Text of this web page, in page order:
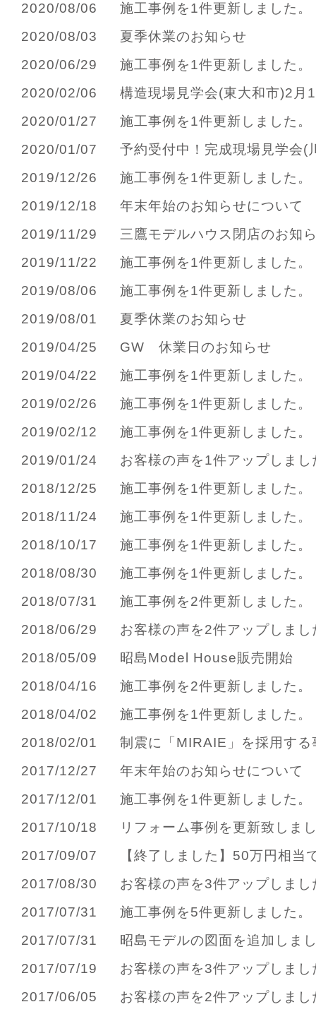
2020/08/06 施工事例を1件更新しました。
2020/08/03 夏季休業のお知らせ
2020/06/29 施工事例を1件更新しました。
2020/02/06 構造現場見学会(東大和市)2月
2020/01/27 施工事例を1件更新しました。
2020/01/07 予約受付中！完成現場見学会(
2019/12/26 施工事例を1件更新しました。
2019/12/18 年末年始のお知らせについて
2019/11/29 三鷹モデルハウス閉店のお知
2019/11/22 施工事例を1件更新しました。
2019/08/06 施工事例を1件更新しました。
2019/08/01 夏季休業のお知らせ
2019/04/25 GW 休業日のお知らせ
2019/04/22 施工事例を1件更新しました。
2019/02/26 施工事例を1件更新しました。
2019/02/12 施工事例を1件更新しました。
2019/01/24 お客様の声を1件アップしまし
2018/12/25 施工事例を1件更新しました。
2018/11/24 施工事例を1件更新しました。
2018/10/17 施工事例を1件更新しました。
2018/08/30 施工事例を1件更新しました。
2018/07/31 施工事例を2件更新しました。
2018/06/29 お客様の声を2件アップしまし
2018/05/09
昭島Model House販売開始
2018/04/16 施工事例を2件更新しました。
2018/04/02 施工事例を1件更新しました。
2018/02/01 制震に「MIRAIE」を採用する
2017/12/27 年末年始のお知らせについて
2017/12/01 施工事例を1件更新しました。
2017/10/18
リフォーム事例を更新致しま
2017/09/07
【終了しました】50万円相当
2017/08/30 お客様の声を3件アップしまし
2017/07/31 施工事例を5件更新しました。
2017/07/31
昭島モデルの図面を追加しま
2017/07/19 お客様の声を3件アップしまし
2017/06/05 お客様の声を2件アップしまし